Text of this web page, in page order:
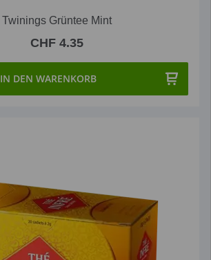
Twinings Grüntee Mint
CHF 4.35
IN DEN WARENKORB